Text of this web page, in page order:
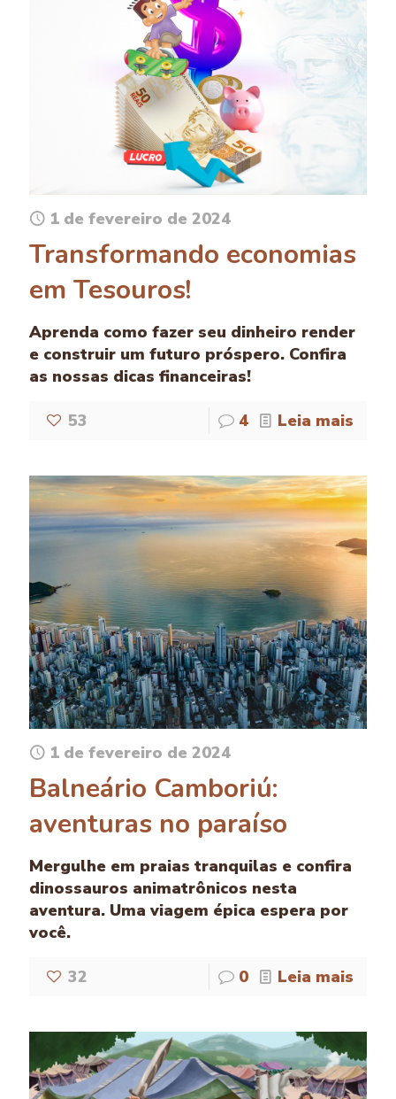
1 de fevereiro de 2024
Transformando economias
em Tesouros!
Aprenda como fazer seu dinheiro render
e construir um futuro próspero. Confira
as nossas dicas financeiras!
53 4 Leia mais
1 de fevereiro de 2024
Balneário Camboriú:
aventuras no paraíso
Mergulhe em praias tranquilas e confira
dinossauros animatrônicos nesta
aventura. Uma viagem épica espera por
você.
32 0 Leia mais